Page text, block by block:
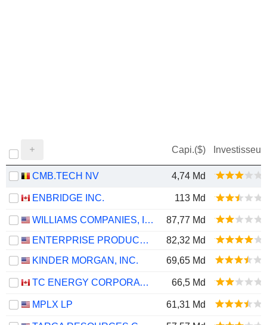
Capi.($) Investisseur
CMB.TECH NV 4,74 Md
ENBRIDGE INC. 113 Md
WILLIAMS COMPANIES, INC.
87,77 Md
ENTERPRISE PRODUCTS PARTNERS L.P.
82,32 Md
KINDER MORGAN, INC.
69,65 Md
TC ENERGY CORPORATION 66,5 Md
MPLX LP 61,31 Md